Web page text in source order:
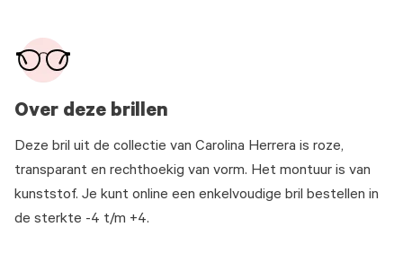
Over deze brillen
Deze bril uit de collectie van Carolina Herrera is roze,
transparant en rechthoekig van vorm. Het montuur is van
kunststof. Je kunt online een enkelvoudige bril bestellen in
de sterkte -4 t/m +4.